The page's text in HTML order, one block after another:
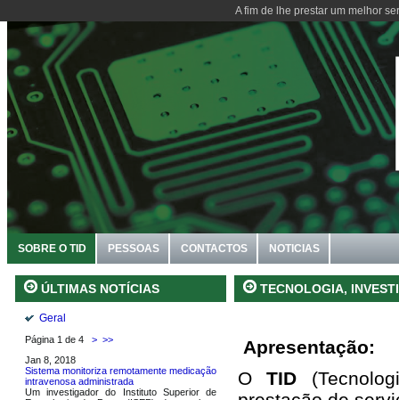
A fim de lhe prestar um melhor
SOBRE O TID PESSOAS CONTACTOS NOTICIAS
ÚLTIMAS NOTÍCIAS
Geral
Página 1 de 4 > >>
Jan 8, 2018
Sistema monitoriza remotamente medicação
intravenosa administrada
Um investigador do Instituto Superior de
TECNOLOGIA,
Apresentação:
OTID